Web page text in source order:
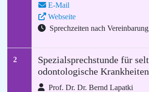
E-Mail
Webseite
Sprechzeiten nach
2
Spezialsprechstunde für
odontologische Krankheiten
Prof. Dr. Dr. Bernd Lapatki